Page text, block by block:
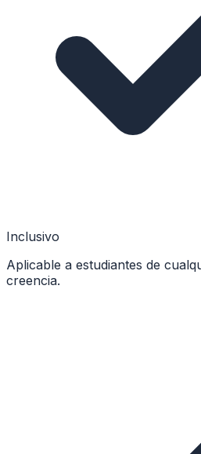
Inclusivo
Aplicable a estudiantes de
creencia.